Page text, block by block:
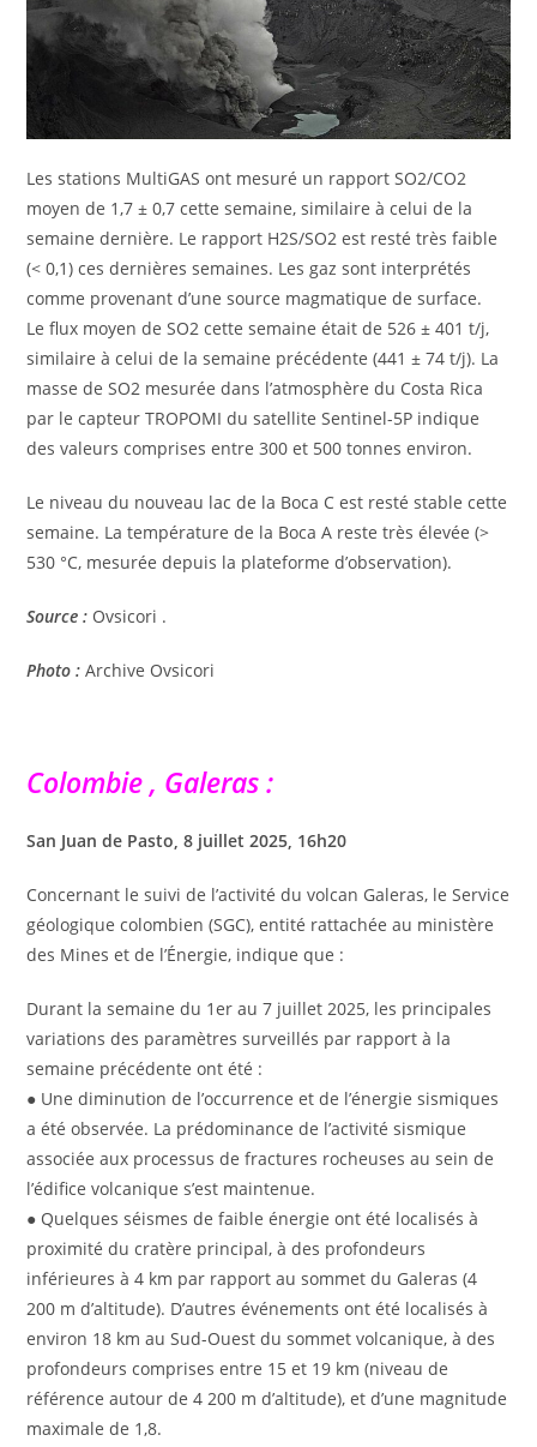
Les stations MultiGAS ont mesuré un rapport SO2/CO2
moyen de 1,7 ± 0,7 cette semaine, similaire à celui de la
semaine dernière. Le rapport H2S/SO2 est resté très faible
(< 0,1) ces dernières semaines. Les gaz sont interprétés
comme provenant d’une source magmatique de surface.
Le flux moyen de SO2 cette semaine était de 526 ± 401 t/j,
similaire à celui de la semaine précédente (441 ± 74 t/j). La
masse de SO2 mesurée dans l’atmosphère du Costa Rica
par le capteur TROPOMI du satellite Sentinel-5P indique
des valeurs comprises entre 300 et 500 tonnes environ.
Le niveau du nouveau lac de la Boca C est resté stable cette
semaine. La température de la Boca A reste très élevée (>
530 °C, mesurée depuis la plateforme d’observation).
Source : Ovsicori .
Photo : Archive Ovsicori
Colombie , Galeras :
San Juan de Pasto, 8 juillet 2025, 16h20
Concernant le suivi de l’activité du volcan Galeras, le Service
géologique colombien (SGC), entité rattachée au ministère
des Mines et de l’Énergie, indique que :
Durant la semaine du 1er au 7 juillet 2025, les principales
variations des paramètres surveillés par rapport à la
semaine précédente ont été :
● Une diminution de l’occurrence et de l’énergie sismiques
a été observée. La prédominance de l’activité sismique
associée aux processus de fractures rocheuses au sein de
l’édifice volcanique s’est maintenue.
● Quelques séismes de faible énergie ont été localisés à
proximité du cratère principal, à des profondeurs
inférieures à 4 km par rapport au sommet du Galeras (4
200 m d’altitude). D’autres événements ont été localisés à
environ 18 km au Sud-Ouest du sommet volcanique, à des
profondeurs comprises entre 15 et 19 km (niveau de
référence autour de 4 200 m d’altitude), et d’une magnitude
maximale de 1,8.